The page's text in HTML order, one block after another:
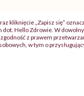
"Jestem w
należy?".
kliknięcie „Zapisz się”
dot. Hello Zdrowie. W
zgodność z prawem
w tym o